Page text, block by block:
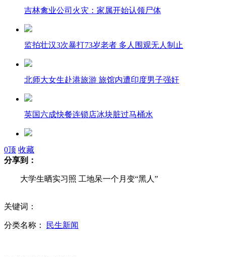
吉林禽业公司火灾：家属开始认领尸体
监拍壮汉3次暴打73岁老者 多人围观无人制止
北师大女生赴港旅游 旅馆内遭印度男子强奸
英国六成快餐连锁店冰块脏过马桶水
网传青岛市民网购奶粉现袋鼠 官微辟谣
中国"小花"郑赛赛晋级女双八强
0顶 收藏
分享到：
大学生晒实习照 工地呆一个月变“黑人”
关键词：
分类名称： 民生新闻